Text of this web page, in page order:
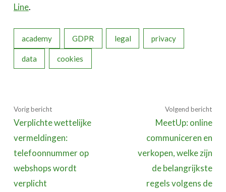
Line.
academy GDPR legal privacy
data cookies
Vorig bericht
Verplichte wettelijke
vermeldingen:
telefoonnummer op
webshops wordt
verplicht
Volgend bericht
MeetUp: online
communiceren en
verkopen, welke zijn
de belangrijkste
regels volgens de